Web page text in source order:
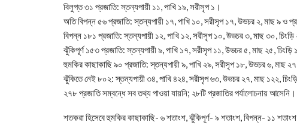
বিলুপ্ত ৩১ প্রজাতি: স্তন্যপায়ী ১১, পাখি ১৯, সরীসৃপ ১।
অতি বিপন্ন ৫৬ প্রজাতি: স্তন্যপায়ী ১৭, পাখি ১০, সরীসৃপ ১৭, উভচর ২, মাছ ৯ ও
বিপন্ন ১৮১ প্রজাতি: স্তন্যপায়ী ১২, পাখি ১২, সরীসৃপ ১০, উভচর ৩, মাছ ৩০,
ঝুঁকিপূর্ণ ১৫৩ প্রজাতি: স্তন্যপায়ী ৯, পাখি ১৭, সরীসৃপ ১১, উভচর ৫, মাছ ২৫,
হুমকির কাছাকাছি ৯০ প্রজাতি: স্তন্যপায়ী ৯, পাখি ২৯, সরীসৃপ ১৮, উভচর ৬, মাছ
ঝুঁকিতে নেই ৮০২: স্তন্যপায়ী ৩৪, পাখি ৪২৪, সরীসৃপ ৬৩, উভচর ২৭, মাছ ১২২,
২৭৮ প্রজাতি সম্বন্ধে সব তথ্য পাওয়া যায়নি; ২৮টি প্রজাতির পর্যালোচনায় আসেনি।
শতকরা হিসেবে হুমকির কাছাকাছি- ৬ শতাংশ, ঝুঁকিপূর্ণ- ৯ শতাংশ, বিপন্ন- ১১